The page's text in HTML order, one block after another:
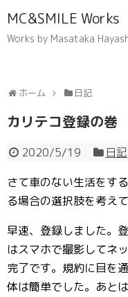
MC&SMILE Works
Works by Masataka
ホーム 日記
カリテコ登録の巻
2020/5/19
日記
さて車のない生活をす
る場合の選択肢を考え
早速、登録しました。
はスマホで撮影してネ
完了です。規約に目を
体は簡単でした。あと